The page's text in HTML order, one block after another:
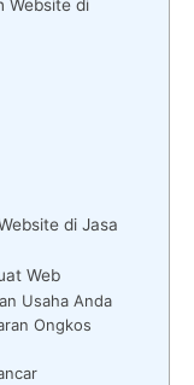
Website di
di Jasa
Web
Usaha Anda
Ongkos